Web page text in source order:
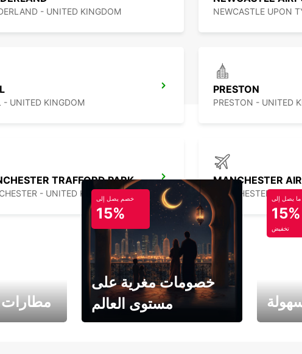
- UNITED KINGDOM
- UNITED KINGDOM
PRESTON
PRESTON - UNITED
TRAFFORD PARK
- UNITED KINGDOM
MANCHESTER
MANCHESTER -
مطارات
خصم يصل إلى
15%
خصومات مغرية على
مستوى العالم
ما يصل إلى
15%
تخفيض